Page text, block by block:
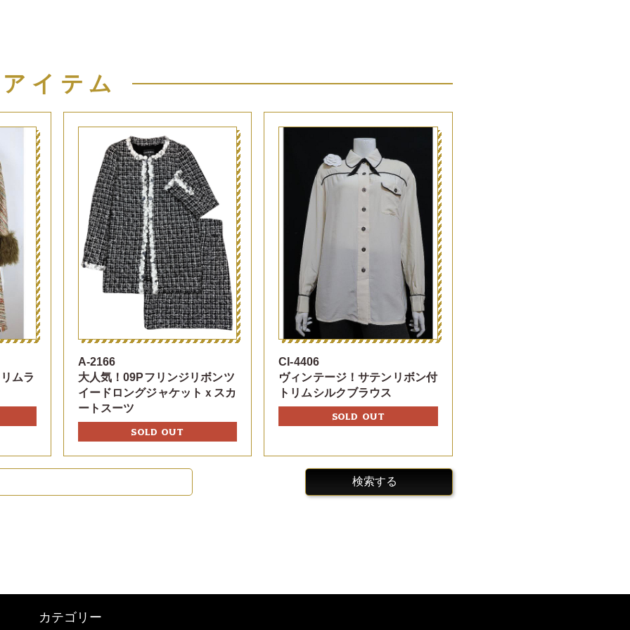
イテム
ムラ
A-2166
大人気！09Pフリンジリボンツ
イードロングジャケットｘスカ
ートスーツ
SOLD OUT
CI-4406
ヴィンテージ！サテンリボン付
トリムシルクブラウス
SOLD OUT
検索する
カテゴリー